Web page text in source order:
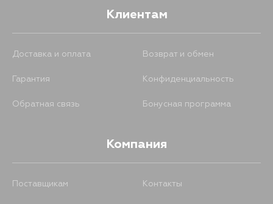
Клиентам
Доставка и оплата Возврат и обмен
Гарантия Конфиденциальность
Обратная связь Бонусная программа
Компания
Поставщикам Контакты